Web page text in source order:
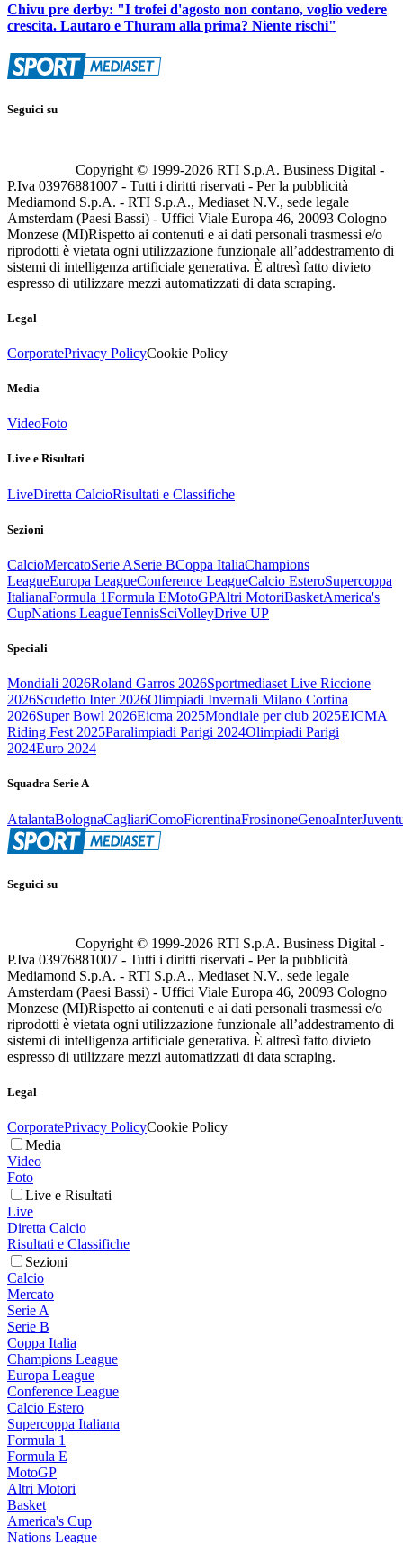
Chivu pre derby: "I trofei d'agosto non contano, voglio vedere
crescita. Lautaro e Thuram alla prima? Niente rischi"
Seguici su
Copyright © 1999-2026 RTI S.p.A. Business Digital -
P.Iva 03976881007 - Tutti i diritti riservati - Per la pubblicità
Mediamond S.p.A. - RTI S.p.A., Mediaset N.V., sede legale
Amsterdam (Paesi Bassi) - Uffici Viale Europa 46, 20093 Cologno
Monzese (MI)Rispetto ai contenuti e ai dati personali trasmessi e/o
riprodotti è vietata ogni utilizzazione funzionale all’addestramento di
sistemi di intelligenza artificiale generativa. È altresì fatto divieto
espresso di utilizzare mezzi automatizzati di data scraping.
Legal
CorporatePrivacy PolicyCookie Policy
Media
VideoFoto
Live e Risultati
LiveDiretta CalcioRisultati e Classifiche
Sezioni
CalcioMercatoSerie ASerie BCoppa ItaliaChampions
LeagueEuropa LeagueConference LeagueCalcio EsteroSupercoppa
ItalianaFormula 1Formula EMotoGPAltri MotoriBasketAmerica's
CupNations LeagueTennisSciVolleyDrive UP
Speciali
Mondiali 2026Roland Garros 2026Sportmediaset Live Riccione
2026Scudetto Inter 2026Olimpiadi Invernali Milano Cortina
2026Super Bowl 2026Eicma 2025Mondiale per club 2025EICMA
Riding Fest 2025Paralimpiadi Parigi 2024Olimpiadi Parigi
2024Euro 2024
Squadra Serie A
AtalantaBolognaCagliariComoFiorentinaFrosinoneGenoaInter
Seguici su
Copyright © 1999-2026 RTI S.p.A. Business Digital -
P.Iva 03976881007 - Tutti i diritti riservati - Per la pubblicità
Mediamond S.p.A. - RTI S.p.A., Mediaset N.V., sede legale
Amsterdam (Paesi Bassi) - Uffici Viale Europa 46, 20093 Cologno
Monzese (MI)Rispetto ai contenuti e ai dati personali trasmessi e/o
riprodotti è vietata ogni utilizzazione funzionale all’addestramento di
sistemi di intelligenza artificiale generativa. È altresì fatto divieto
espresso di utilizzare mezzi automatizzati di data scraping.
Legal
CorporatePrivacy PolicyCookie Policy
Media
Video
Foto
Live e Risultati
Live
Diretta Calcio
Risultati e Classifiche
Sezioni
Calcio
Mercato
Serie A
Serie B
Coppa Italia
Champions League
Europa League
Conference League
Calcio Estero
Supercoppa Italiana
Formula 1
Formula E
MotoGP
Altri Motori
Basket
America's Cup
Nations League